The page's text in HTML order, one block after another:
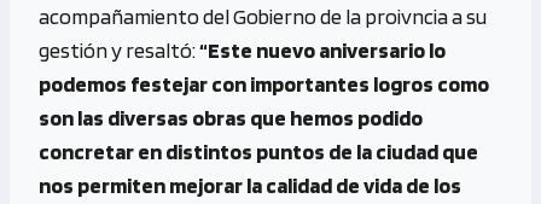
acompañamiento del Gobierno de la proivncia a su
gestión y resaltó:“Este nuevo aniversario lo
podemos festejar con importantes logros como
son las diversas obras que hemos podido
concretar en distintos puntos de la ciudad que
nos permiten mejorar la calidad de vida de los